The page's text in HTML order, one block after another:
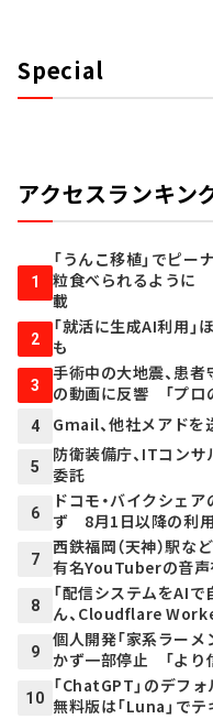
Special
アクセスランキン
1
「うんこ移植」でピ
粒食べられるよう
載
2
「就活に生成AI利用
も
3
手術中の大地震、患
の動画に反響 「プロの
4 Gmail、他社メアド
5
防衛装備庁、ITコンサ
委託
6
ドコモ・バイクシェ
ず 8月1日以降の利用
7
西鉄福岡（天神）駅
有名YouTuberの音声
8
「配信システムをAI
ん、Cloudflare
9
個人開発「家系ラー
かず一部停止 「より
10
「ChatGPT」のデフ
無料版は「Luna」で